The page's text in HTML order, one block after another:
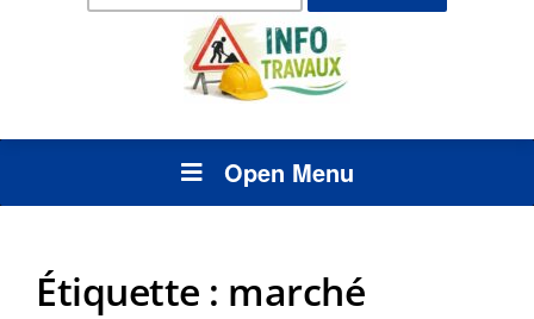
Open Menu
Étiquette : marché